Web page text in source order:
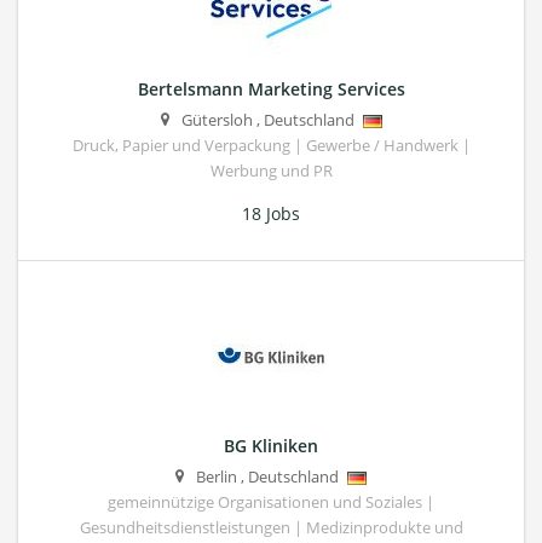
Bertelsmann Marketing Services
Gütersloh , Deutschland
Druck, Papier und Verpackung | Gewerbe / Handwerk |
Werbung und PR
18 Jobs
BG Kliniken
Berlin , Deutschland
gemeinnützige Organisationen und Soziales |
Gesundheitsdienstleistungen | Medizinprodukte und